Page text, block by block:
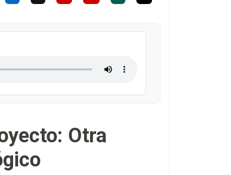
Otra